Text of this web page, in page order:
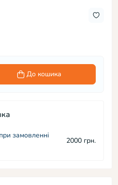
До кошика
замовленні
2000 грн.